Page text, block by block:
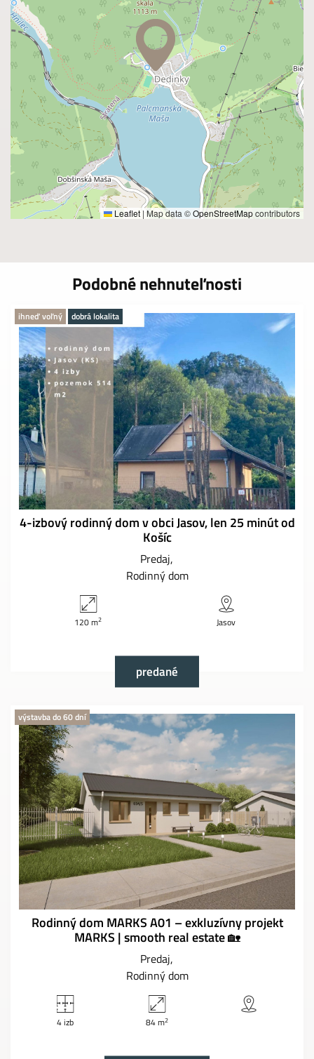
Leaflet | Map data ©OpenStreetMapcontributors
Podobné nehnuteľnosti
ihneď voľný dobrá lokalita
4-izbový rodinný dom v obci Jasov, len 25 minút od
Košíc
Predaj
Rodinný dom
120 m2 Jasov
predané
výstavba do 60 dní
Rodinný dom MARKS A01 – exkluzívny projekt
MARKS | smooth real estate 🏡
Predaj
Rodinný dom
4 izb 84 m2